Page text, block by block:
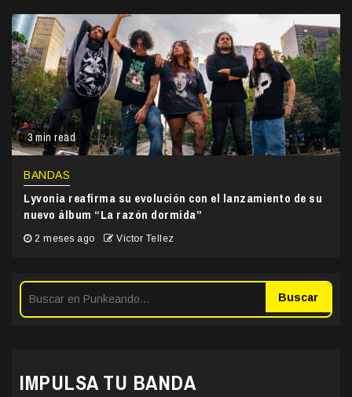
3 min read
BANDAS
Lyvonia reafirma su evolución con el lanzamiento de su
nuevo álbum “La razón dormida”
2 meses ago Victor Tellez
Buscar
IMPULSA TU BANDA